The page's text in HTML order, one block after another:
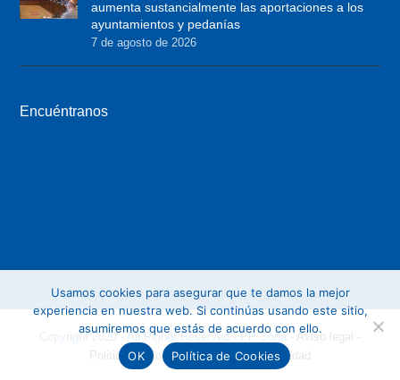
r
o
r
a
aumenta sustancialmente las aportaciones a los
ayuntamientos y pedanías
7 de agosto de 2026
Encuéntranos
Copyright 2020 - All Rights Reserved - PP Soria - Aviso legal -
Politica de Cookies-Politica de privacidad
Usamos cookies para asegurar que te damos la mejor
experiencia en nuestra web. Si continúas usando este sitio,
asumiremos que estás de acuerdo con ello.
OK
Política de Cookies